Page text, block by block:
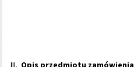
Opis przedmiotu zamówienia